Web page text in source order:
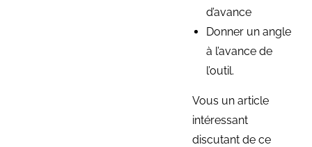
d’avance
Donner un angle
à l’avance de
l’outil.
Vous un article
intéressant
discutant de ce